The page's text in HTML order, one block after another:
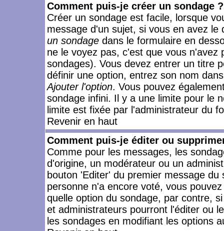
Comment puis-je créer un sondage ?
Créer un sondage est facile, lorsque
message d'un sujet, si vous en avez
un sondage dans le formulaire en
ne le voyez pas, c'est que vous
sondages). Vous devez entrer un titre
définir une option, entrez son nom
Ajouter l'option. Vous pouvez
sondage infini. Il y a une limite pour le
limite est fixée par l'administrateur du
Revenir en haut
Comment puis-je éditer ou
Comme pour les messages, les
d'origine, un modérateur ou un
bouton 'Editer' du premier message
personne n'a encore voté, vous
quelle option du sondage, par contre,
et administrateurs pourront l'éditer ou
les sondages en modifiant les options